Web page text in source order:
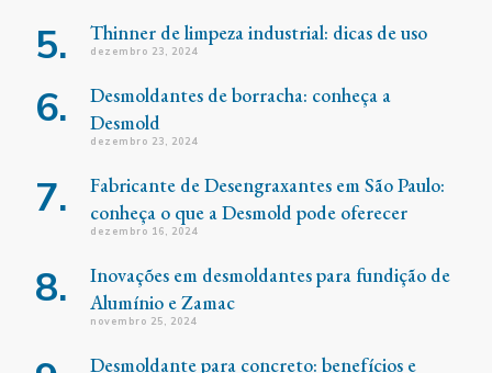
Thinner de limpeza industrial: dicas de uso
dezembro 23, 2024
Desmoldantes de borracha: conheça a
Desmold
dezembro 23, 2024
Fabricante de Desengraxantes em São Paulo:
conheça o que a Desmold pode oferecer
dezembro 16, 2024
Inovações em desmoldantes para fundição de
Alumínio e Zamac
novembro 25, 2024
Desmoldante para concreto: benefícios e